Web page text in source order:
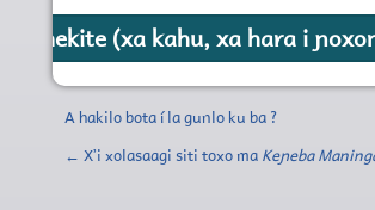
A hakilo bota í la gunlo ku ba ?
← Xʼi xolasaagi siti toxo ma Keɲeba